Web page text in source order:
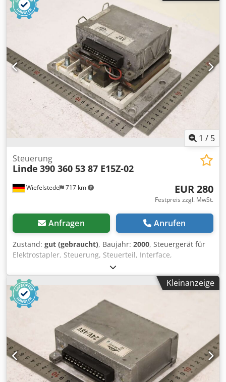
Anschlussstecker: Beschädigung siehe Fotos -Hersteller:
Linde, Steuerteil aus Elektro-Stapler E15Z-02 -Typ: LDC-
20/15-FE02 -Mat-Nr.: 390 360 53 97 -Abmessungen:
185/120/H65 mm -Gewicht: 0,6 kg
1 / 5
Wiefelstede 717 km
Steuerung
Linde 390 360 53 87 E15Z-02
EUR 280
Festpreis zzgl. MwSt.
Anfragen Anrufen
Zustand: gut (gebraucht), Baujahr: 2000, Steuergerät für
Elektrostapler, Steuerung, Steuerteil, Interface,
Motorsteuerung, Motor Controller, Steuerung,
Fahrsteuerung, Fahrstromsteuerung, Lenksteuerung,
Steuerung Hubelektronik -Hersteller: Linde, Steuerteil
Hubelektronik aus Elektro-Stapler E15Z-02 Chsdpozg A
Rcsfx Ai Ija -Mat-Nr.: 390 360 53 87 -Spannung: 24V -
Abmessungen: 190/130/H100 mm -Gewicht: 3,0 kg
Kleinanzeige